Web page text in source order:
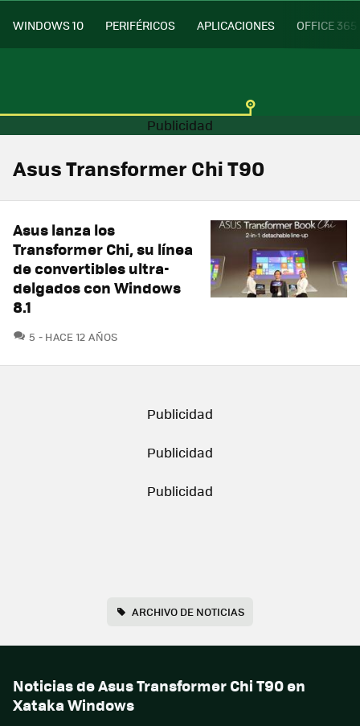
WINDOWS 10 PERIFÉRICOS APLICACIONES OFFICE 365
Asus Transformer Chi T90
Asus lanza los
Transformer Chi, su línea
de convertibles ultra-
delgados con Windows
8.1
5 COMENTARIOS
HACE 12 AÑOS
ARCHIVO DE NOTICIAS
Noticias de Asus Transformer Chi T90 en
Xataka Windows